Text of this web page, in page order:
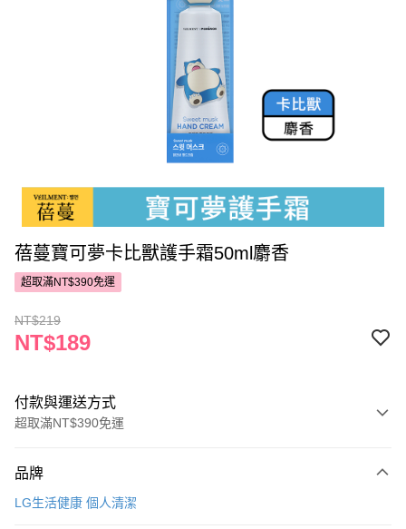
蓓蔓寶可夢卡比獸護手霜50ml麝香
超取滿NT$390免運
NT$219
NT$189
付款與運送方式
超取滿NT$390免運
POYA支付
品牌
LG生活健康 個人清潔